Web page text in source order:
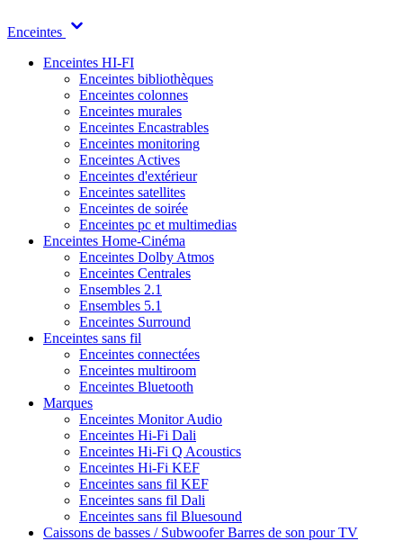
Enceintes
Enceintes HI-FI
Enceintes bibliothèques
Enceintes colonnes
Enceintes murales
Enceintes Encastrables
Enceintes monitoring
Enceintes Actives
Enceintes d'extérieur
Enceintes satellites
Enceintes de soirée
Enceintes pc et multimedias
Enceintes Home-Cinéma
Enceintes Dolby Atmos
Enceintes Centrales
Ensembles 2.1
Ensembles 5.1
Enceintes Surround
Enceintes sans fil
Enceintes connectées
Enceintes multiroom
Enceintes Bluetooth
Marques
Enceintes Monitor Audio
Enceintes Hi-Fi Dali
Enceintes Hi-Fi Q Acoustics
Enceintes Hi-Fi KEF
Enceintes sans fil KEF
Enceintes sans fil Dali
Enceintes sans fil Bluesound
Caissons de basses / SubwooferBarres de son pour TV